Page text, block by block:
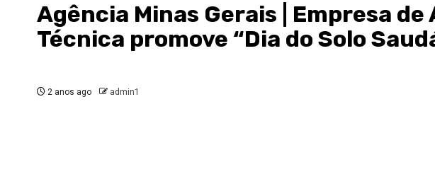
Agência Minas Gerais | Empresa
Técnica promove “Dia do Solo
2 anos ago admin1